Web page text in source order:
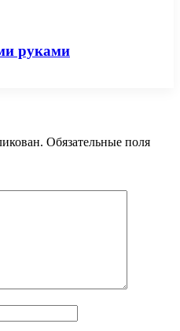
руками
Обязательные поля